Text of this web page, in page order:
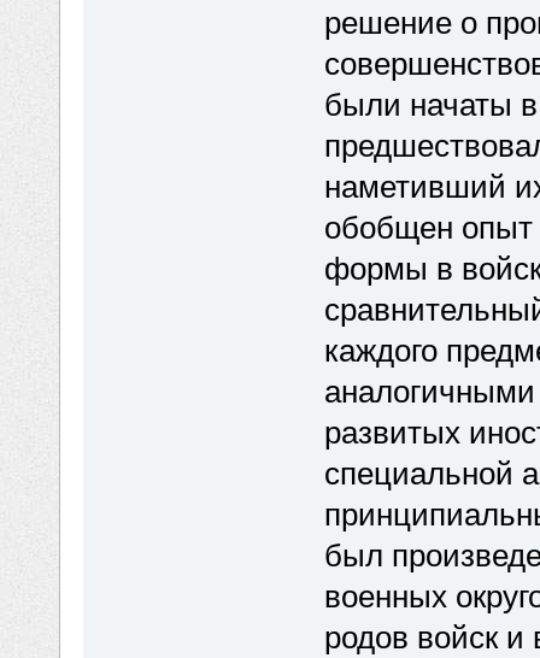
решение о
были начаты
наметивший
обобщен опыт
формы в
каждого
развитых
специальной
был
военных
родов войск